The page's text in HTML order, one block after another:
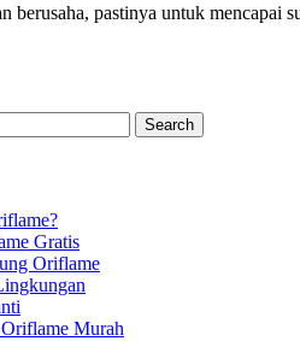
berusaha, pastinya untuk mencapai
Gratis
Oriflame
Murah